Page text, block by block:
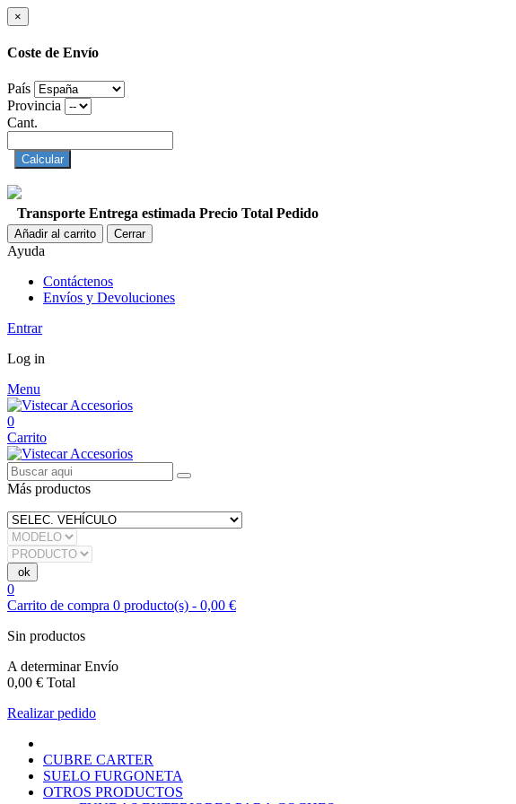
×
Coste de Envío
País
Provincia
Cant.
Calcular
Transporte Entrega estimada Precio Total Pedido
Añadir al carrito Cerrar
Ayuda
Contáctenos
Envíos y Devoluciones
Entrar
Log in
Menu
0
Carrito
Más productos
0
Carrito de compra 0 producto(s) - 0,00 €
Sin productos
A determinarEnvío
0,00 € Total
Realizar pedido
CUBRE CARTER
SUELO FURGONETA
OTROS PRODUCTOS